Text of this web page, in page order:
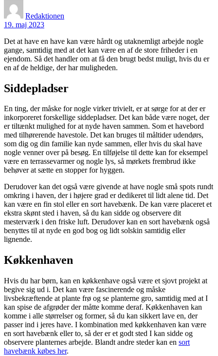
Redaktionen
19. maj 2023
Det at have en have kan være hårdt og utaknemligt arbejde nogle
gange, samtidig med at det kan være en af de store friheder i en
ejendom. Så det handler om at få den brugt bedst muligt, hvis du er
en af de heldige, der har muligheden.
Siddepladser
En ting, der måske for nogle virker trivielt, er at sørge for at der er
inkorporeret forskellige siddepladser. Det kan både være noget, der
er tiltænkt mulighed for at nyde haven sammen. Som et havebord
med tilhørerende havestole. Det kan bruges til måltider udendørs,
som dig og din familie kan nyde sammen, eller hvis du skal have
nogle venner over på besøg. En tilføjelse til dette kan for eksempel
være en terrassevarmer og nogle lys, så mørkets frembrud ikke
behøver at sætte en stopper for hyggen.
Derudover kan det også være givende at have nogle små spots rundt
omkring i haven, der i højere grad er dedikeret til lidt alene tid. Det
kan være en fin stol eller en sort havebænk. De kan være placeret et
ekstra skønt sted i haven, så du kan sidde og observere dit
mesterværk i den friske luft. Derudover kan en sort havebænk også
benyttes til at nyde en god bog og lidt solskin samtidig eller
lignende.
Køkkenhaven
Hvis du har børn, kan en køkkenhave også være et sjovt projekt at
begive sig ud i. Det kan være fascinerende og måske
livsbekræftende at plante frø og se planterne gro, samtidig med at I
kan spise de afgrøder der måtte komme deraf. Køkkenhaven kan
komme i alle størrelser og former, så du kan sikkert lave en, der
passer ind i jeres have. I kombination med køkkenhaven kan være
en sort havebænk eller to, så der er et godt sted I kan sidde og
observere planternes arbejde. Blandt andre steder kan en sort
havebænk købes her.